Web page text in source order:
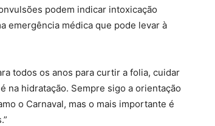
podem indicar intoxicação
emergência médica que pode levar à
todos os anos para curtir a folia, cuidar
na hidratação. Sempre sigo a orientação
o Carnaval, mas o mais importante é